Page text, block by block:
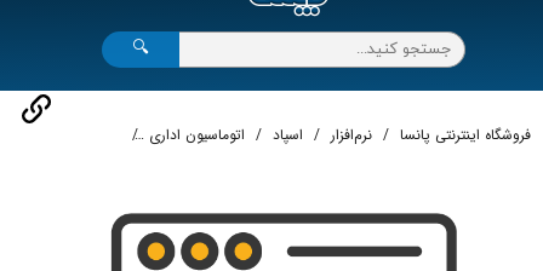
سفارشات
خروج از حساب کاربری
🔍
فروشگاه اینترنتی پانسا نرم‌افزار اسپاد اتوماسیون اداری